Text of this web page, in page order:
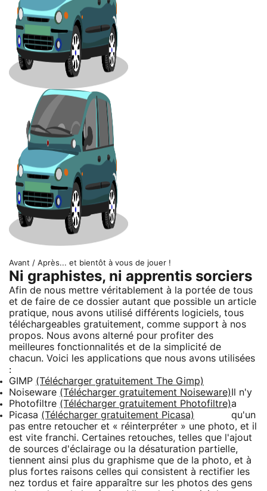
Avant / Après... et bientôt à vous de jouer !
Ni graphistes, ni apprentis sorciers
Afin de nous mettre véritablement à la portée de tous
et de faire de ce dossier autant que possible un article
pratique, nous avons utilisé différents logiciels, tous
téléchargeables gratuitement, comme support à nos
propos. Nous avons alterné pour profiter des
meilleures fonctionnalités et de la simplicité de
chacun. Voici les applications que nous avons utilisées
:
GIMP (Télécharger gratuitement The Gimp)
Noiseware (Télécharger gratuitement Noiseware)
Photofiltre (Télécharger gratuitement Photofiltre)
Picasa (Télécharger gratuitement Picasa)
Il n'y
a
qu'un
pas entre retoucher et « réinterpréter » une photo, et il
est vite franchi. Certaines retouches, telles que l'ajout
de sources d'éclairage ou la désaturation partielle,
tiennent ainsi plus du graphisme que de la photo, et à
plus fortes raisons celles qui consistent à rectifier les
nez tordus et faire apparaître sur les photos des gens